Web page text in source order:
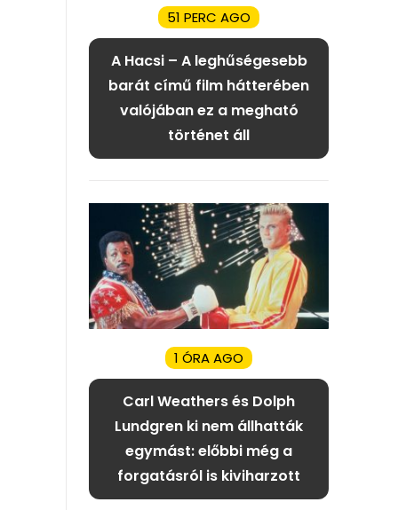
51 PERC AGO
A Hacsi – A leghűségesebb
barát című film hátterében
valójában ez a megható
történet áll
1 ÓRA AGO
Carl Weathers és Dolph
Lundgren ki nem állhatták
egymást: előbbi még a
forgatásról is kiviharzott